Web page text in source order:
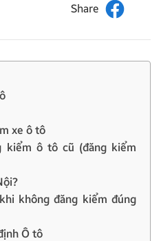
xe ô tô
kiểm ô tô cũ (đăng kiểm
không đăng kiểm đúng
Ô tô